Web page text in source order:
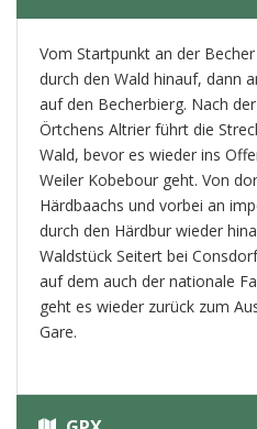
Vom Startpunkt an der
durch den Wald hinauf, dann
auf den Becherbierg. Nach
Örtchens Altrier führt die
Wald, bevor es wieder ins
Weiler Kobebour geht. Von
Härdbaachs und vorbei an
durch den Härdbur wieder
Waldstück Seitert bei
auf dem auch der nationale
geht es wieder zurück zum
Gare.